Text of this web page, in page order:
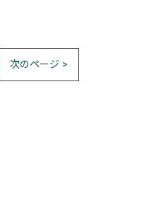
次のページ >